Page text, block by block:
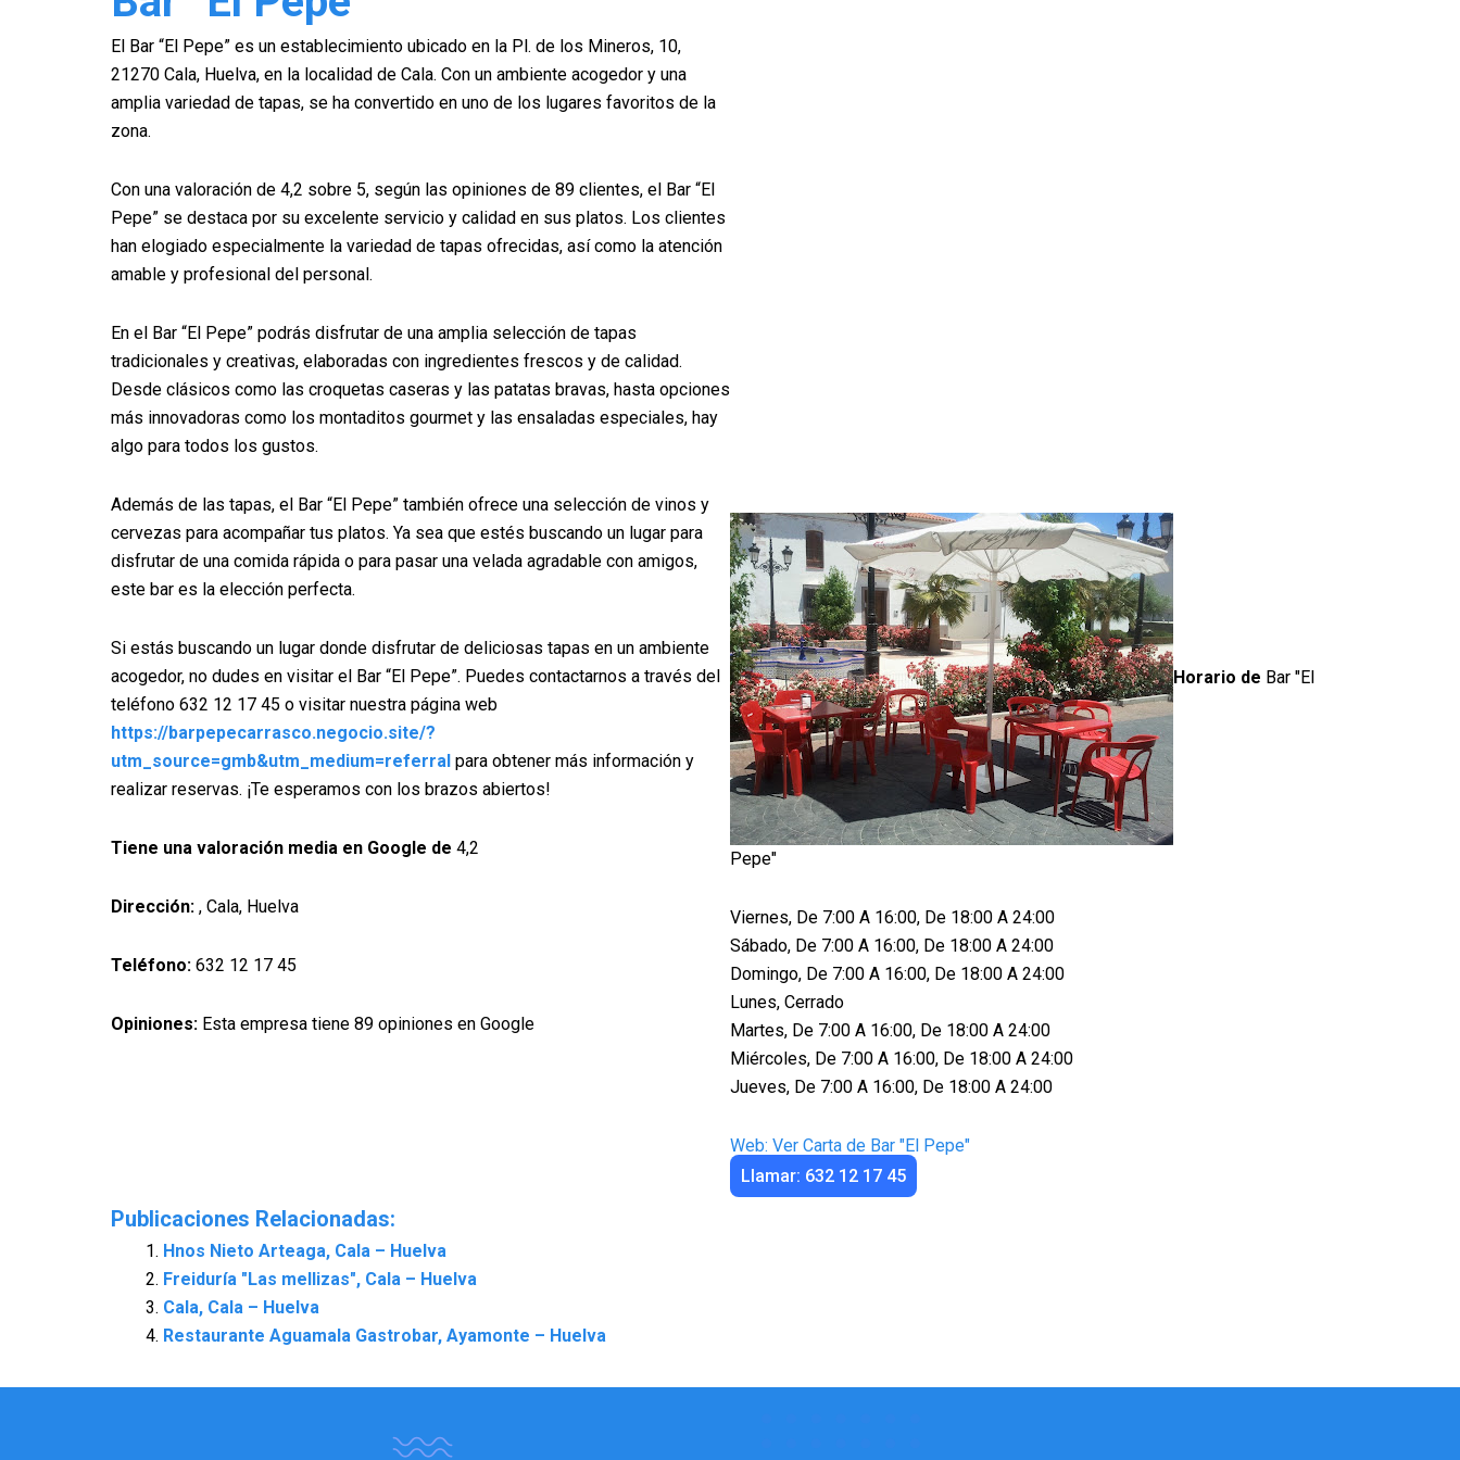
El Bar “El Pepe” es un establecimiento ubicado en la Pl. de los Mineros, 10,
21270 Cala, Huelva, en la localidad de Cala. Con un ambiente acogedor y una
amplia variedad de tapas, se ha convertido en uno de los lugares favoritos de la
zona.
Con una valoración de 4,2 sobre 5, según las opiniones de 89 clientes, el Bar “El
Pepe” se destaca por su excelente servicio y calidad en sus platos. Los clientes
han elogiado especialmente la variedad de tapas ofrecidas, así como la atención
amable y profesional del personal.
En el Bar “El Pepe” podrás disfrutar de una amplia selección de tapas
tradicionales y creativas, elaboradas con ingredientes frescos y de calidad.
Desde clásicos como las croquetas caseras y las patatas bravas, hasta opciones
más innovadoras como los montaditos gourmet y las ensaladas especiales, hay
algo para todos los gustos.
Además de las tapas, el Bar “El Pepe” también ofrece una selección de vinos y
cervezas para acompañar tus platos. Ya sea que estés buscando un lugar para
disfrutar de una comida rápida o para pasar una velada agradable con amigos,
este bar es la elección perfecta.
Si estás buscando un lugar donde disfrutar de deliciosas tapas en un ambiente
acogedor, no dudes en visitar el Bar “El Pepe”. Puedes contactarnos a través del
teléfono 632 12 17 45 o visitar nuestra página web
https://barpepecarrasco.negocio.site/?
utm_source=gmb&utm_medium=referral para obtener más información y
realizar reservas. ¡Te esperamos con los brazos abiertos!
Tiene una valoración media en Google de 4,2
Dirección: , Cala, Huelva
Teléfono: 632 12 17 45
Opiniones: Esta empresa tiene 89 opiniones en Google
Horario de Bar "El
Pepe"
Viernes, De 7:00 A 16:00, De 18:00 A 24:00
Sábado, De 7:00 A 16:00, De 18:00 A 24:00
Domingo, De 7:00 A 16:00, De 18:00 A 24:00
Lunes, Cerrado
Martes, De 7:00 A 16:00, De 18:00 A 24:00
Miércoles, De 7:00 A 16:00, De 18:00 A 24:00
Jueves, De 7:00 A 16:00, De 18:00 A 24:00
Web: Ver Carta de Bar "El Pepe"
Llamar: 632 12 17 45
Publicaciones Relacionadas:
Hnos Nieto Arteaga, Cala – Huelva
Freiduría "Las mellizas", Cala – Huelva
Cala, Cala – Huelva
Restaurante Aguamala Gastrobar, Ayamonte – Huelva